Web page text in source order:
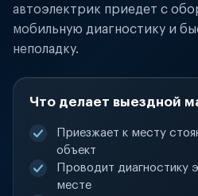
автоэлектрик приедет с
мобильную диагностику и
неполадку.
Что делает выездной
Приезжает к месту
объект
Проводит диагностику
месте